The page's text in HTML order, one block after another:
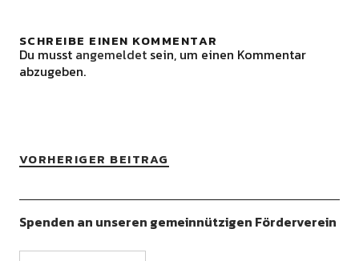
SCHREIBE EINEN KOMMENTAR
Du musst angemeldetsein, um einen Kommentar
abzugeben.
VORHERIGER BEITRAG
Spenden an unseren gemeinnützigen Förderverein